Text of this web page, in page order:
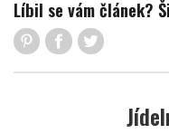
Líbil se vám článek?